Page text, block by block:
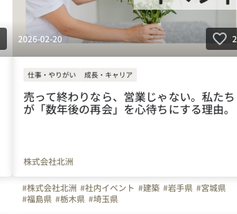
2026-02-20 2
仕事・やりがい 成長・キャリア
売って終わりなら、営業じゃない。私たち
が「数年後の再会」を心待ちにする理由。
株式会社北洲
#株式会社北洲 #社内イベント #建築 #岩手県 #宮城県
#福島県 #栃木県 #埼玉県